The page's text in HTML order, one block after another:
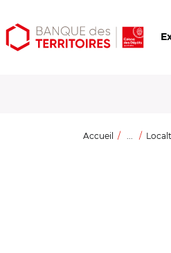
Aller
au
Aller
au
Ouvrir
les
Accueil ...